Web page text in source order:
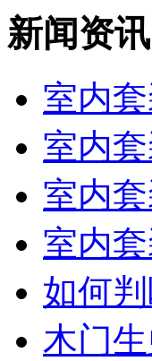
新闻资讯
室内
室内
室内
室内
如何
木门